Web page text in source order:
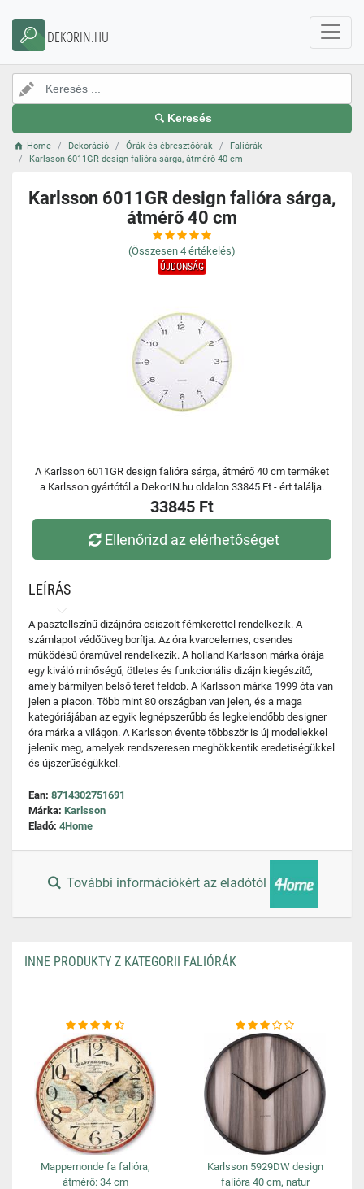
DEKORIN.HU
Keresés
Home Dekoráció Órák és ébresztőórák
Faliórák
Karlsson 6011GR design falióra sárga, átmérő 40 cm
Karlsson 6011GR design falióra sárga,
átmérő 40 cm
(Összesen 4 értékelés)
ÚJDONSÁG
A Karlsson 6011GR design falióra sárga, átmérő 40 cm terméket
a Karlsson gyártótól a DekorIN.hu oldalon 33845 Ft - ért találja.
33845 Ft
Ellenőrizd az elérhetőséget
LEÍRÁS
A pasztellszínű dizájnóra csiszolt fémkerettel rendelkezik. A
számlapot védőüveg borítja. Az óra kvarcelemes, csendes
működésű óraművel rendelkezik. A holland Karlsson márka órája
egy kiváló minőségű, ötletes és funkcionális dizájn kiegészítő,
amely bármilyen belső teret feldob. A Karlsson márka 1999 óta van
jelen a piacon. Több mint 80 országban van jelen, és a maga
kategóriájában az egyik legnépszerűbb és legkelendőbb designer
óra márka a világon. A Karlsson évente többször is új modellekkel
jelenik meg, amelyek rendszeresen meghökkentik eredetiségükkel
és újszerűségükkel.
Ean: 8714302751691
Márka: Karlsson
Eladó: 4Home
További információkért az eladótól
INNE PRODUKTY Z KATEGORII FALIÓRÁK
Mappemonde fa falióra,
átmérő: 34 cm
Karlsson 5929DW design
falióra 40 cm, natur